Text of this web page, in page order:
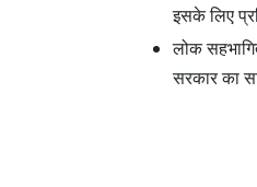
इसके लिए
लोक
सरकार का